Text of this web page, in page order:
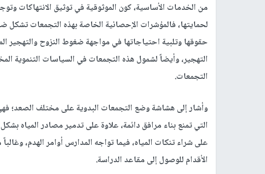
من الخدمات الأساسية، كون الموثوقية في توثيق الانتهاكات
لحمايتها، فالمؤشرات الإحصائية الخاصة بهذه التجمعات تشكل
حقوقها وتلبية احتياجاتها في مواجهة ضغوط النزوح والتهجير
التهجير، وأيضاً لشمول هذه التجمعات في السياسات التنموية
التجمعات.
وأشار إلى هشاشة وضع التجمعات البدوية على مختلف الصعد؛ فهي
التي تمنع بناء مرافق دائمة، علاوة على تدمير مصادر المياه
على شراء تنكات المياه، فيما تواجه المدارس أوامر الهدم،
الأقدام للوصول إلى مقاعد الدراسة.